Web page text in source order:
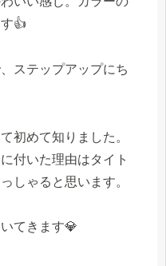
👍
ステップアップにち
初めて知りました。
付いた理由はタイト
しゃると思います。
てきます💎